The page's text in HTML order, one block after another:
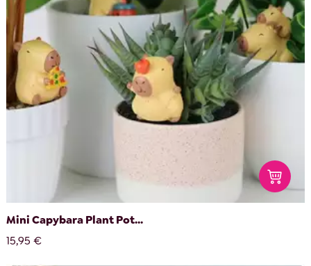
Mini Capybara Plant Pot...
15,95 €